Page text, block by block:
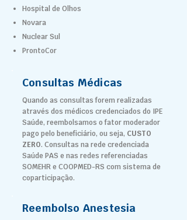
Hospital de Olhos
Novara
Nuclear Sul
ProntoCor
Consultas Médicas
Quando as consultas forem realizadas
através dos médicos credenciados do IPE
Saúde, reembolsamos o fator moderador
pago pelo beneficiário, ou seja, CUSTO
ZERO. Consultas na rede credenciada
Saúde PAS e nas redes referenciadas
SOMEHR e COOPMED-RS com sistema de
coparticipação.
Reembolso Anestesia